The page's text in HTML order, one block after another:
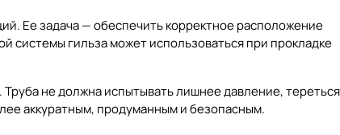
Ее задача — обеспечить корректное расположение
системы гильза может использоваться при прокладке
не должна испытывать лишнее давление, тереться
аккуратным, продуманным и безопасным.